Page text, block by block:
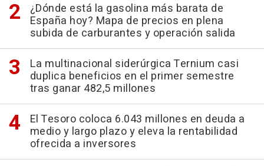
¿Dónde está la gasolina más barata de
España hoy? Mapa de precios en plena
subida de carburantes y operación salida
La multinacional siderúrgica Ternium casi
duplica beneficios en el primer semestre
tras ganar 482,5 millones
El Tesoro coloca 6.043 millones en deuda a
medio y largo plazo y eleva la rentabilidad
ofrecida a inversores